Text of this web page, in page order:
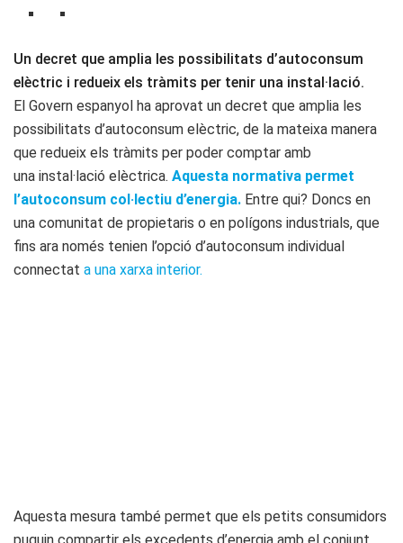
Un decret que amplia les possibilitats d’autoconsum
elèctric i redueix els tràmits per tenir una instal·lació.
El Govern espanyol ha aprovat un decret que amplia les
possibilitats d’autoconsum elèctric, de la mateixa manera
que redueix els tràmits per poder comptar amb
una instal·lació elèctrica. Aquesta normativa permet
l’autoconsum col·lectiu d’energia. Entre qui? Doncs en
una comunitat de propietaris o en polígons industrials, que
fins ara només tenien l’opció d’autoconsum individual
connectat a una xarxa interior.
Aquesta mesura també permet que els petits consumidors